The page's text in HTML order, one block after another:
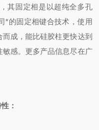
其固定相是以超纯全多孔
*的固定相键合技术，使用
成，能比硅胶柱更快达到
感。更多产品信息尽在广
：